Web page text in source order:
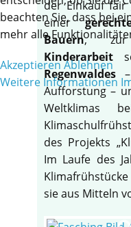
der Einkauf fair
einer
Bauern,
Kinderarbeit
Regenwaldes
Aufforstung –
Weltklimas
des Projekts
Im Laufe des
sie aus Mitteln
beachten Sie, dass bei
mehr alle
AkzeptierenAblehnen
Weitere Informationen